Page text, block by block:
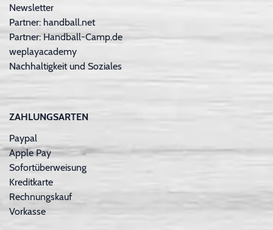
Newsletter
Partner: handball.net
Partner: Handball-Camp.de
weplayacademy
Nachhaltigkeit und Soziales
ZAHLUNGSARTEN
Paypal
Apple Pay
Sofortüberweisung
Kreditkarte
Rechnungskauf
Vorkasse